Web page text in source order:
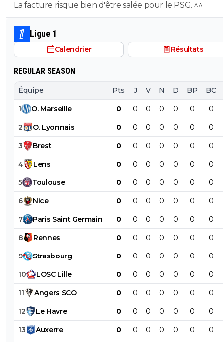
La facture risque bien d'être salée pour le PSG. ^^
Ligue 1
Calendrier Résultats
REGULAR SEASON
Équipe Pts J V N D BP BC
1 O. Marseille 0 0 0 0 0 0 0
2 O. Lyonnais 0 0 0 0 0 0 0
3 Brest 0 0 0 0 0 0 0
4 Lens 0 0 0 0 0 0 0
5 Toulouse 0 0 0 0 0 0 0
6 Nice 0 0 0 0 0 0 0
7 Paris Saint Germain 0 0 0 0 0 0 0
8 Rennes 0 0 0 0 0 0 0
9 Strasbourg 0 0 0 0 0 0 0
10 LOSC Lille 0 0 0 0 0 0 0
11 Angers SCO 0 0 0 0 0 0 0
12 Le Havre 0 0 0 0 0 0 0
13 Auxerre 0 0 0 0 0 0 0